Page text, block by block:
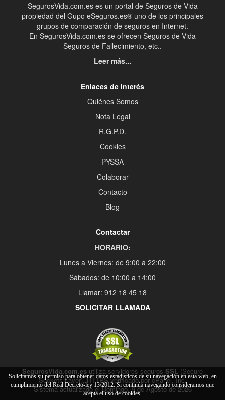
SegurosVida.com.es es un portal de Seguros de Vida
propiedad del Gupo eSeguros.es® uno de los principales
grupos de comparación de seguros en Internet.
En SegurosVida.com.es se ofrecen Seguros de Vida
Seguros de Fallecimiento, etc..
Leer más...
Enlaces de Interés
Quiénes Somos
Nota Legal
R.G.P.D.
Cookies
PYSSA
Colaborar
Contacto
Blog
Contactar
HORARIO:
Lunes a Viernes: de 9:00 a 22:00
Sábados: de 10:00 a 14:00
Llamar: 912 18 45 18
SOLICITAR LLAMADA
SegurosVida.com.es utiliza servidores seguros SSL (Secure
Sockets Layer), HTTPS verificado por cPanel, Inc.
Sistema actualizado el Domingo, 9 de Agosto de 2026
Solicitamos su permiso para obtener datos estadísticos de su navegación en esta web, en
cumplimiento del Real Decreto-ley 13/2012. Si continúa navegando consideramos que
acepta el uso de cookies.